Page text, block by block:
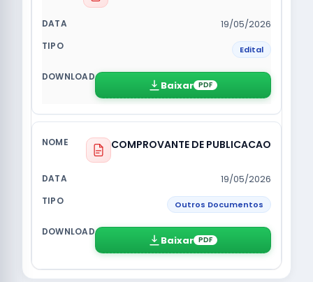
19/05/2026
Edital
Baixar PDF
COMPROVANTE DE PUBLICACAO
19/05/2026
Outros Documentos
Baixar PDF